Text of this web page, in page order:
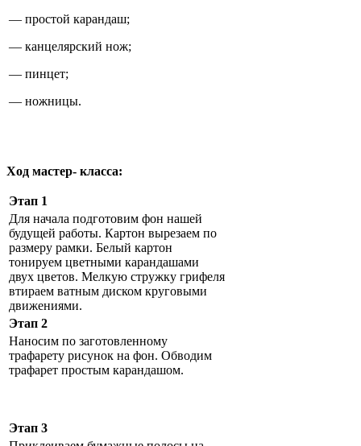
— простой карандаш;
— канцелярский нож;
— пинцет;
— ножницы.
Ход мастер- класса:
Этап 1
Для начала подготовим фон нашей
будущей работы. Картон вырезаем по
размеру рамки. Белый картон
тонируем цветными карандашами
двух цветов. Мелкую стружку грифеля
втираем ватным диском круговыми
движениями.
Этап 2
Наносим по заготовленному
трафарету рисунок на фон. Обводим
трафарет простым карандашом.
Этап 3